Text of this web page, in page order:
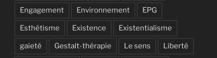
Engagement Environnement EPG
Esthétisme Existence Existentialisme
gaieté Gestalt-thérapie Le sens Liberté